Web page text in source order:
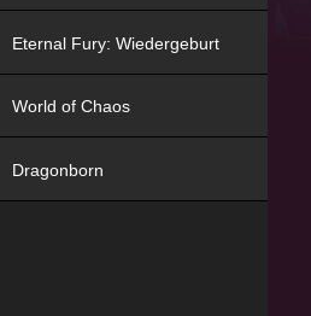
Eternal Fury: Wiedergeburt
World of Chaos
Dragonborn